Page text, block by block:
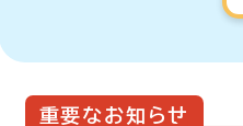
重要なお知らせ